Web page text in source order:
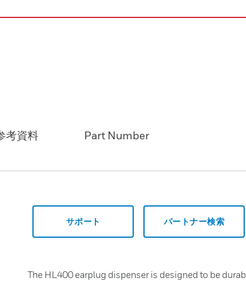
考資料 Part Number
サポート パートナー検索
The HL400 earplug dispenser is designed to be